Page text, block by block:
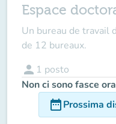
Espace
Un bureau de travail
de 12 bureaux.
person 1 posto
Non ci sono fasce
date_rangeProssima